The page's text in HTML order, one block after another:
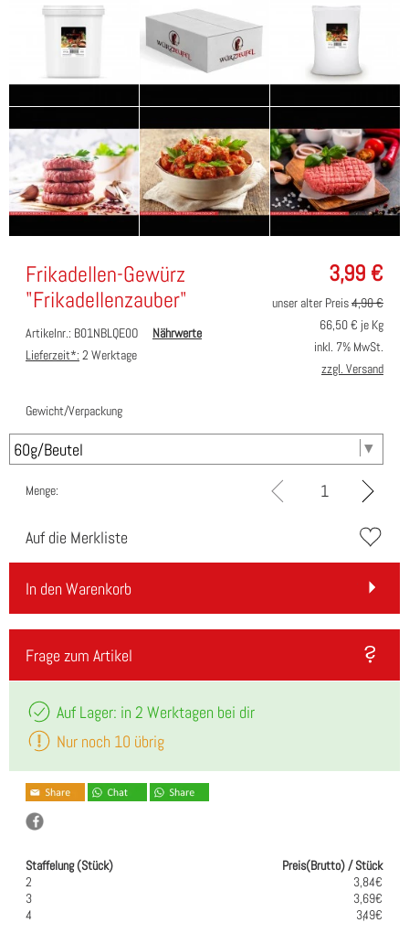
3,99 €
Frikadellen-Gewürz
"Frikadellenzauber"
Artikelnr.: B01NBLQE0O
Nährwerte
Lieferzeit*: 2 Werktage
unser alter Preis4,90 €
66,50€ je Kg
inkl. 7% MwSt.
zzgl. Versand
Gewicht/Verpackung
Menge:
Auf die Merkliste
In den Warenkorb
Frage zum Artikel
Auf Lager: in 2 Werktagen bei dir
Nur noch 10 übrig
Staffelung (Stück)
Preis(Brutto) / Stück
2
3,84€
3
3,69€
4
3,49€